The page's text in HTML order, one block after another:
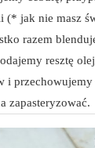
(* jak nie masz
razem
resztę
i
zapasteryzować.